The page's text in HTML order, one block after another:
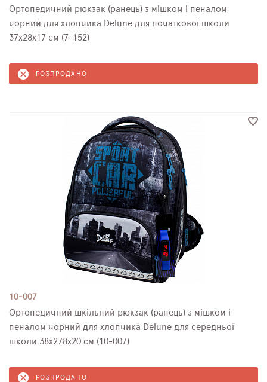
Ортопедичний рюкзак (ранець) з мішком і пеналом
чорний для хлопчика Delune для початкової школи
37х28х17 см (7-152)
РОЗПРОДАНО
10-007
Ортопедичний шкільний рюкзак (ранець) з мішком і
пеналом чорний для хлопчика Delune для середньої
школи 38х278х20 см (10-007)
РОЗПРОДАНО